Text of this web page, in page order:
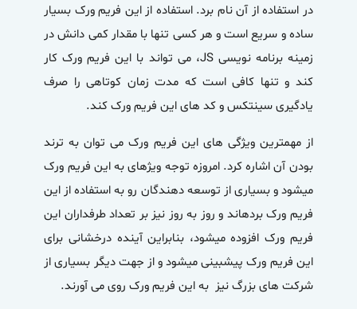
در استفاده از آن نام برد. استفاده از این فریم ورک بسیار
ساده و سریع است و هر کسی تنها با مقدار کمی دانش در
زمینه برنامه نویسی JS، می تواند با این فریم ورک کار
کند و تنها کافی است که مدت زمان کوتاهی را صرف
یادگیری سینتکس و کد های این فریم ورک کند.
از مهم­ترین ویژگی های این فریم ورک می توان به ترند
بودن آن اشاره کرد. امروزه توجه ویژه­ای به این فریم ورک
می­شود و بسیاری از توسعه دهندگان رو به استفاده از این
فریم ورک برده­اند و روز به روز نیز بر تعداد طرفداران این
فریم ورک افزوده می­شود، بنابراین آینده درخشانی برای
این فریم ورک پیش­بینی می­شود و از جهت دیگر بسیاری از
شرکت های بزرگ نیز به این فریم ورک روی می آورند.